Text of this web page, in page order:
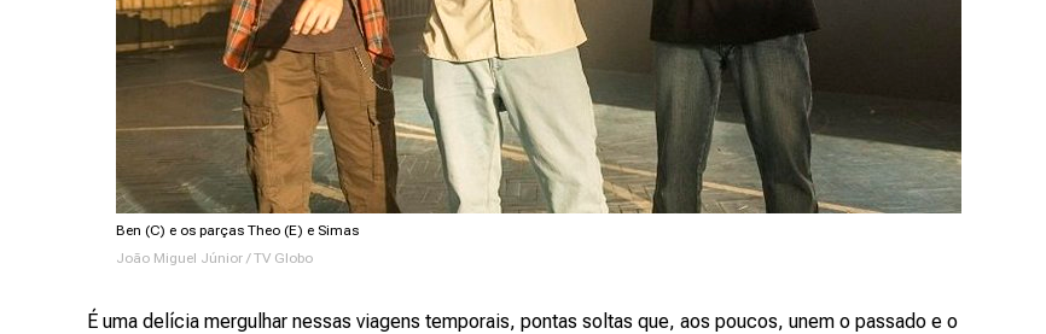
Ben (C) e os parças Theo (E) e Simas
João Miguel Júnior / TV Globo
É uma delícia mergulhar nessas viagens temporais, pontas soltas que, aos poucos, unem o passado e o